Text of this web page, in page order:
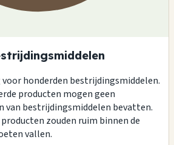
honderden bestrijdingsmiddelen.
producten mogen geen
van bestrijdingsmiddelen bevatten.
zouden ruim binnen de
vallen.